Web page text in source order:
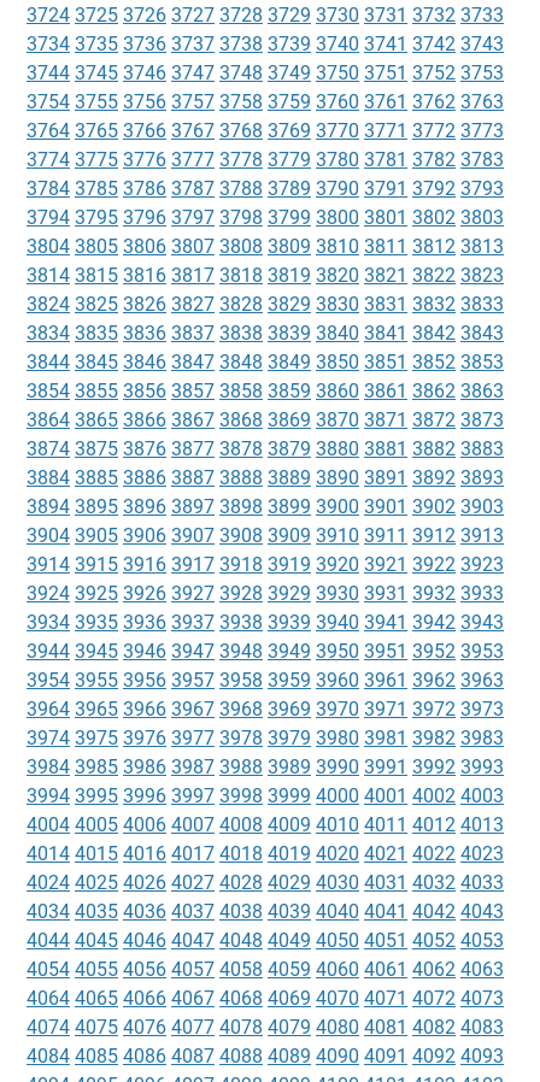
3724 3725 3726 3727 3728 3729 3730 3731 3732 3733
3734 3735 3736 3737 3738 3739 3740 3741 3742 3743
3744 3745 3746 3747 3748 3749 3750 3751 3752 3753
3754 3755 3756 3757 3758 3759 3760 3761 3762 3763
3764 3765 3766 3767 3768 3769 3770 3771 3772 3773
3774 3775 3776 3777 3778 3779 3780 3781 3782 3783
3784 3785 3786 3787 3788 3789 3790 3791 3792 3793
3794 3795 3796 3797 3798 3799 3800 3801 3802 3803
3804 3805 3806 3807 3808 3809 3810 3811 3812 3813
3814 3815 3816 3817 3818 3819 3820 3821 3822 3823
3824 3825 3826 3827 3828 3829 3830 3831 3832 3833
3834 3835 3836 3837 3838 3839 3840 3841 3842 3843
3844 3845 3846 3847 3848 3849 3850 3851 3852 3853
3854 3855 3856 3857 3858 3859 3860 3861 3862 3863
3864 3865 3866 3867 3868 3869 3870 3871 3872 3873
3874 3875 3876 3877 3878 3879 3880 3881 3882 3883
3884 3885 3886 3887 3888 3889 3890 3891 3892 3893
3894 3895 3896 3897 3898 3899 3900 3901 3902 3903
3904 3905 3906 3907 3908 3909 3910 3911 3912 3913
3914 3915 3916 3917 3918 3919 3920 3921 3922 3923
3924 3925 3926 3927 3928 3929 3930 3931 3932 3933
3934 3935 3936 3937 3938 3939 3940 3941 3942 3943
3944 3945 3946 3947 3948 3949 3950 3951 3952 3953
3954 3955 3956 3957 3958 3959 3960 3961 3962 3963
3964 3965 3966 3967 3968 3969 3970 3971 3972 3973
3974 3975 3976 3977 3978 3979 3980 3981 3982 3983
3984 3985 3986 3987 3988 3989 3990 3991 3992 3993
3994 3995 3996 3997 3998 3999 4000 4001 4002 4003
4004 4005 4006 4007 4008 4009 4010 4011 4012 4013
4014 4015 4016 4017 4018 4019 4020 4021 4022 4023
4024 4025 4026 4027 4028 4029 4030 4031 4032 4033
4034 4035 4036 4037 4038 4039 4040 4041 4042 4043
4044 4045 4046 4047 4048 4049 4050 4051 4052 4053
4054 4055 4056 4057 4058 4059 4060 4061 4062 4063
4064 4065 4066 4067 4068 4069 4070 4071 4072 4073
4074 4075 4076 4077 4078 4079 4080 4081 4082 4083
4084 4085 4086 4087 4088 4089 4090 4091 4092 4093